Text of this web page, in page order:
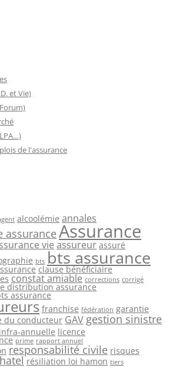
et Vie)
de l'assurance
alcoolémie annales
assurance Assurance
vie assureur assuré
bts bts assurance
clause bénéficiaire
constat amiable corrections corrigé
distribution assurance
assurance
franchise fédération garantie
du conducteur GAV gestion sinistre
infra-annuelle licence
prime rapport annuel
responsabilité civile risques
résiliation loi hamon tiers